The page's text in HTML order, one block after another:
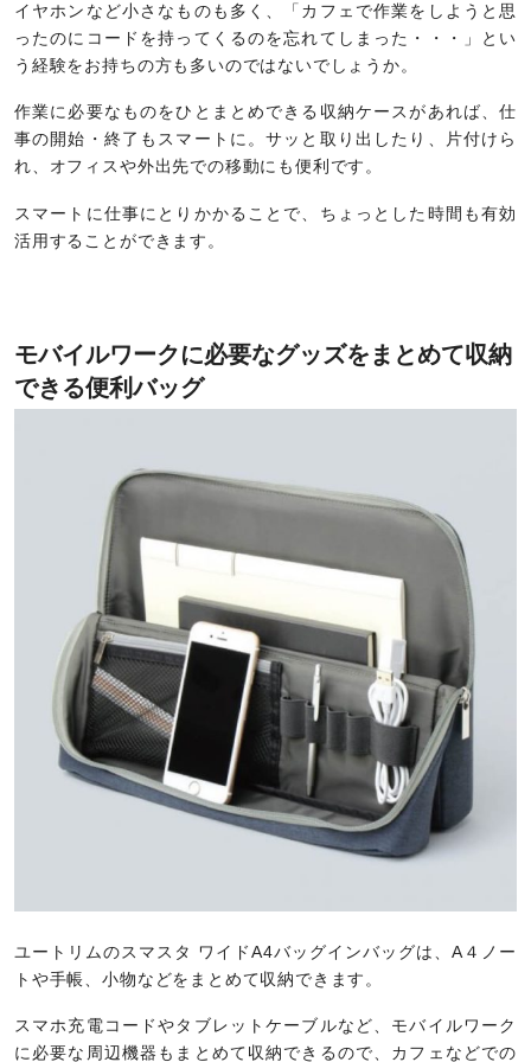
イヤホンなど小さなものも多く、「カフェで作業をしようと思
ったのにコードを持ってくるのを忘れてしまった・・・」とい
う経験をお持ちの方も多いのではないでしょうか。
作業に必要なものをひとまとめできる収納ケースがあれば、仕
事の開始・終了もスマートに。サッと取り出したり、片付けら
れ、オフィスや外出先での移動にも便利です。
スマートに仕事にとりかかることで、ちょっとした時間も有効
活用することができます。
モバイルワークに必要なグッズをまとめて収納
できる便利バッグ
ユートリムのスマスタ ワイドA4バッグインバッグは、A４ノー
トや手帳、小物などをまとめて収納できます。
スマホ充電コードやタブレットケーブルなど、モバイルワーク
に必要な周辺機器もまとめて収納できるので、カフェなどでの